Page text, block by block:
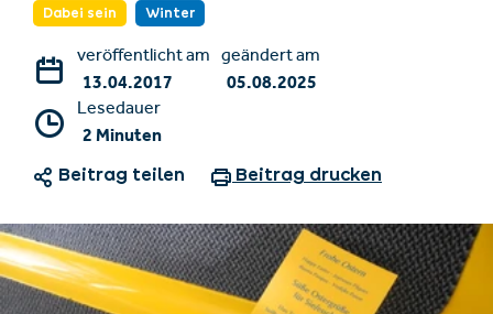
Dabei sein Winter
veröffentlicht am
13.04.2017
geändert am
05.08.2025
Lesedauer
2 Minuten
Beitrag teilen Beitrag drucken